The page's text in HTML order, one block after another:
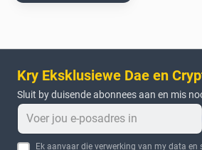
Kry Eksklusiewe Dae en
Sluit by duisende abonnees aan en mis
Ek aanvaar die verwerking van my data